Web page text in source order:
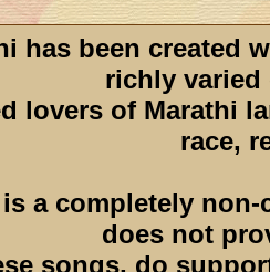
has been created
richly varied
lovers of Marathi
race,
a completely
does not
songs, do